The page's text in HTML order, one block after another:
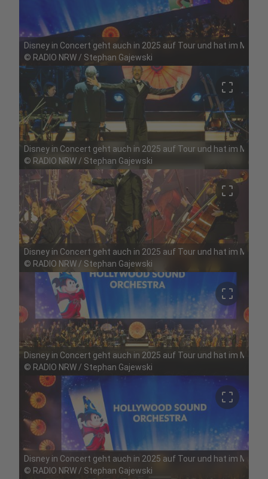
Disney in Concert geht auch in 2025 auf Tour und hat im Mai
© RADIO NRW / Stephan Gajewski
crop_free
Disney in Concert geht auch in 2025 auf Tour und hat im Mai
© RADIO NRW / Stephan Gajewski
crop_free
Disney in Concert geht auch in 2025 auf Tour und hat im Mai
© RADIO NRW / Stephan Gajewski
crop_free
Disney in Concert geht auch in 2025 auf Tour und hat im Mai
© RADIO NRW / Stephan Gajewski
crop_free
Disney in Concert geht auch in 2025 auf Tour und hat im Mai
© RADIO NRW / Stephan Gajewski